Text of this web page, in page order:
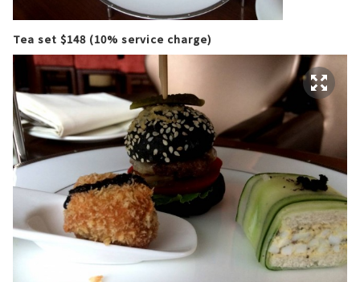
Tea set $148 (10% service charge)